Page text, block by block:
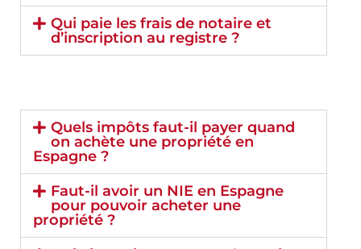
Qui paie les frais de notaire et
d’inscription au registre ?
Quels impôts faut-il payer quand
on achète une propriété en
Espagne ?
Faut-il avoir un NIE en Espagne
pour pouvoir acheter une
propriété ?